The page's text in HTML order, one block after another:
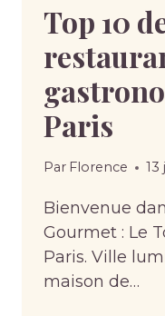
Top 10
Paris
Par Florence 13
Bienvenue
Gourmet : Le
Paris. Ville
maison de…